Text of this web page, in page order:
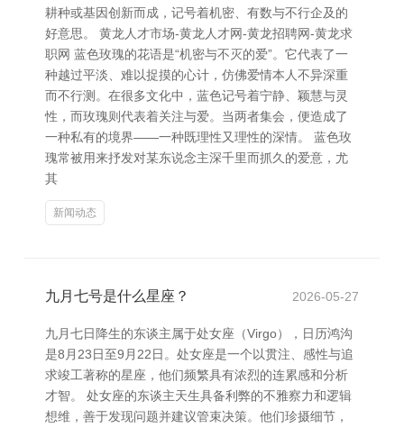
耕种或基因创新而成，记号着机密、有数与不行企及的
好意思。 黄龙人才市场-黄龙人才网-黄龙招聘网-黄龙求
职网 蓝色玫瑰的花语是“机密与不灭的爱”。它代表了一
种越过平淡、难以捉摸的心计，仿佛爱情本人不异深重
而不行测。在很多文化中，蓝色记号着宁静、颖慧与灵
性，而玫瑰则代表着关注与爱。当两者集会，便造成了
一种私有的境界——一种既理性又理性的深情。 蓝色玫
瑰常被用来抒发对某东说念主深千里而抓久的爱意，尤
其
新闻动态
九月七号是什么星座？ 2026-05-27
九月七日降生的东谈主属于处女座（Virgo），日历鸿沟
是8月23日至9月22日。处女座是一个以贯注、感性与追
求竣工著称的星座，他们频繁具有浓烈的连累感和分析
才智。 处女座的东谈主天生具备利弊的不雅察力和逻辑
想维，善于发现问题并建议管束决策。他们珍摄细节，